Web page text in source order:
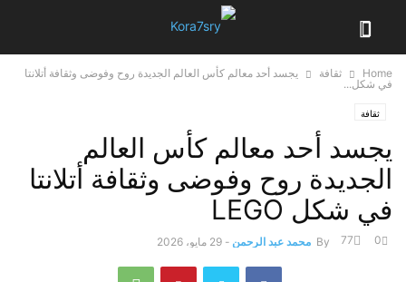
Home ثقافة
يجسد أحد معالم كأس العالم الجديدة روح وفوضى وثقافة أتلانتا
في شكل...
ثقافة
يجسد أحد معالم كأس العالم
الجديدة روح وفوضى وثقافة أتلانتا
في شكل LEGO
By محمد عبد الرحمن - 29 مايو، 2026 0
77